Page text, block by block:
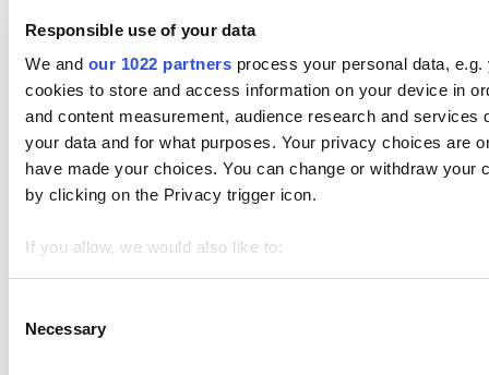
Responsible use of your data
We and our 1022 partners process your personal data,
cookies to store and access information on your device in
and content measurement, audience research and services
your data and for what purposes. Your privacy choices are
have made your choices. You can change or withdraw
by clicking on the Privacy trigger icon.
If you allow, we would also like to:
Collect information about your geographical location
Find out more about how your personal data is processed
Selection
Necessary
inventaris, dan tim Anda dari perangkat apa pun.
Topik